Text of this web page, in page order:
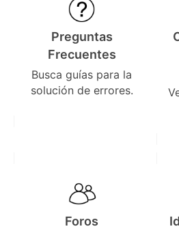
Preguntas
Frecuentes
Busca guías para la
solución de errores.
Foros